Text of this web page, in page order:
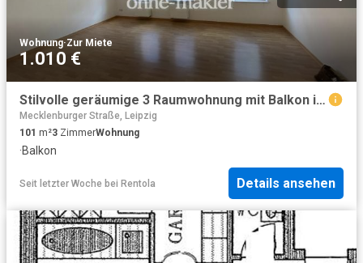
Wohnung·Zur Miete
1.010 €
Stilvolle geräumige 3 Raumwohnung mit Balkon in der Nähe vom Lindenauer Markt
Mecklenburger Straße, Leipzig
101 m²3 ZimmerWohnung
·Balkon
Seit letzter Woche bei Rentola Details ansehen